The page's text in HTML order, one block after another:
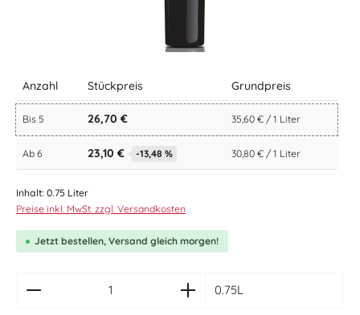
Anzahl Stückpreis Grundpreis
Bis 5 26,70 € 35,60 € / 1 Liter
Ab 6 23,10 € -13,48 % 30,80 € / 1 Liter
Inhalt: 0.75 Liter
Preise inkl. MwSt. zzgl. Versandkosten
Jetzt bestellen, Versand gleich morgen!
0.75L